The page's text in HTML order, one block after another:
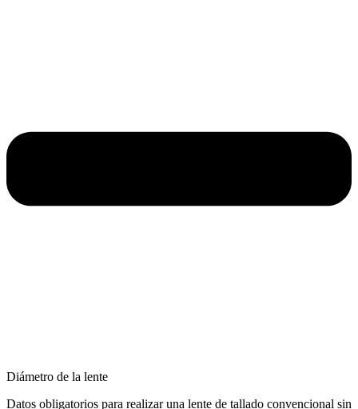
Diámetro de la lente
Datos obligatorios para realizar una lente de tallado convencional sin